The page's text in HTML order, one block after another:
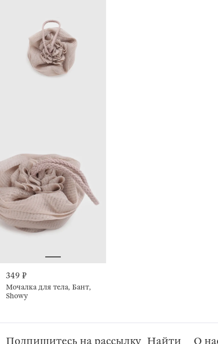
349 ₽
Мочалка для тела, Бант,
Showy
Подпишитесь на рассылку Найти О